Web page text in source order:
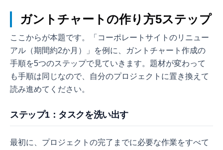
ガントチャートの作り方5ステップ
ここからが本題です。「コーポレートサイトのリニュー
アル（期間約2か月）」を例に、ガントチャート作成の
手順を5つのステップで見ていきます。題材が変わって
も手順は同じなので、自分のプロジェクトに置き換えて
読み進めてください。
ステップ1：タスクを洗い出す
最初に、プロジェクトの完了までに必要な作業をすべて